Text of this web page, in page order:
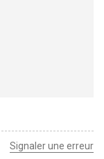
Signaler une erreur